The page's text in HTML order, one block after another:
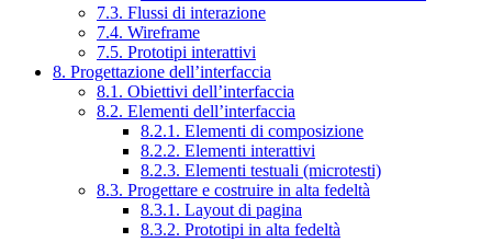
7.3. Flussi di interazione
7.4. Wireframe
7.5. Prototipi interattivi
8. Progettazione dell’interfaccia
8.1. Obiettivi dell’interfaccia
8.2. Elementi dell’interfaccia
8.2.1. Elementi di composizione
8.2.2. Elementi interattivi
8.2.3. Elementi testuali (microtesti)
8.3. Progettare e costruire in alta fedeltà
8.3.1. Layout di pagina
8.3.2. Prototipi in alta fedeltà